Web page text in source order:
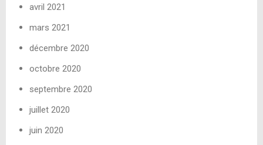
avril 2021
mars 2021
décembre 2020
octobre 2020
septembre 2020
juillet 2020
juin 2020